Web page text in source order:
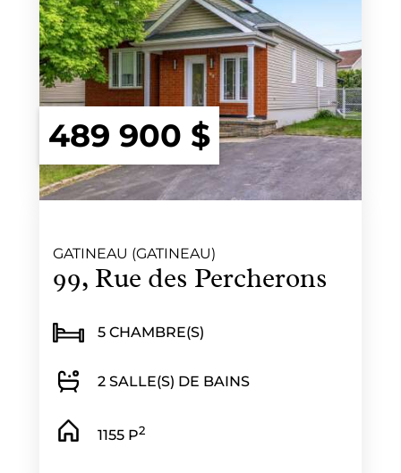
489 900 $
GATINEAU (GATINEAU)
99, Rue des Percherons
5 CHAMBRE(S)
2 SALLE(S) DE BAINS
1155 P2